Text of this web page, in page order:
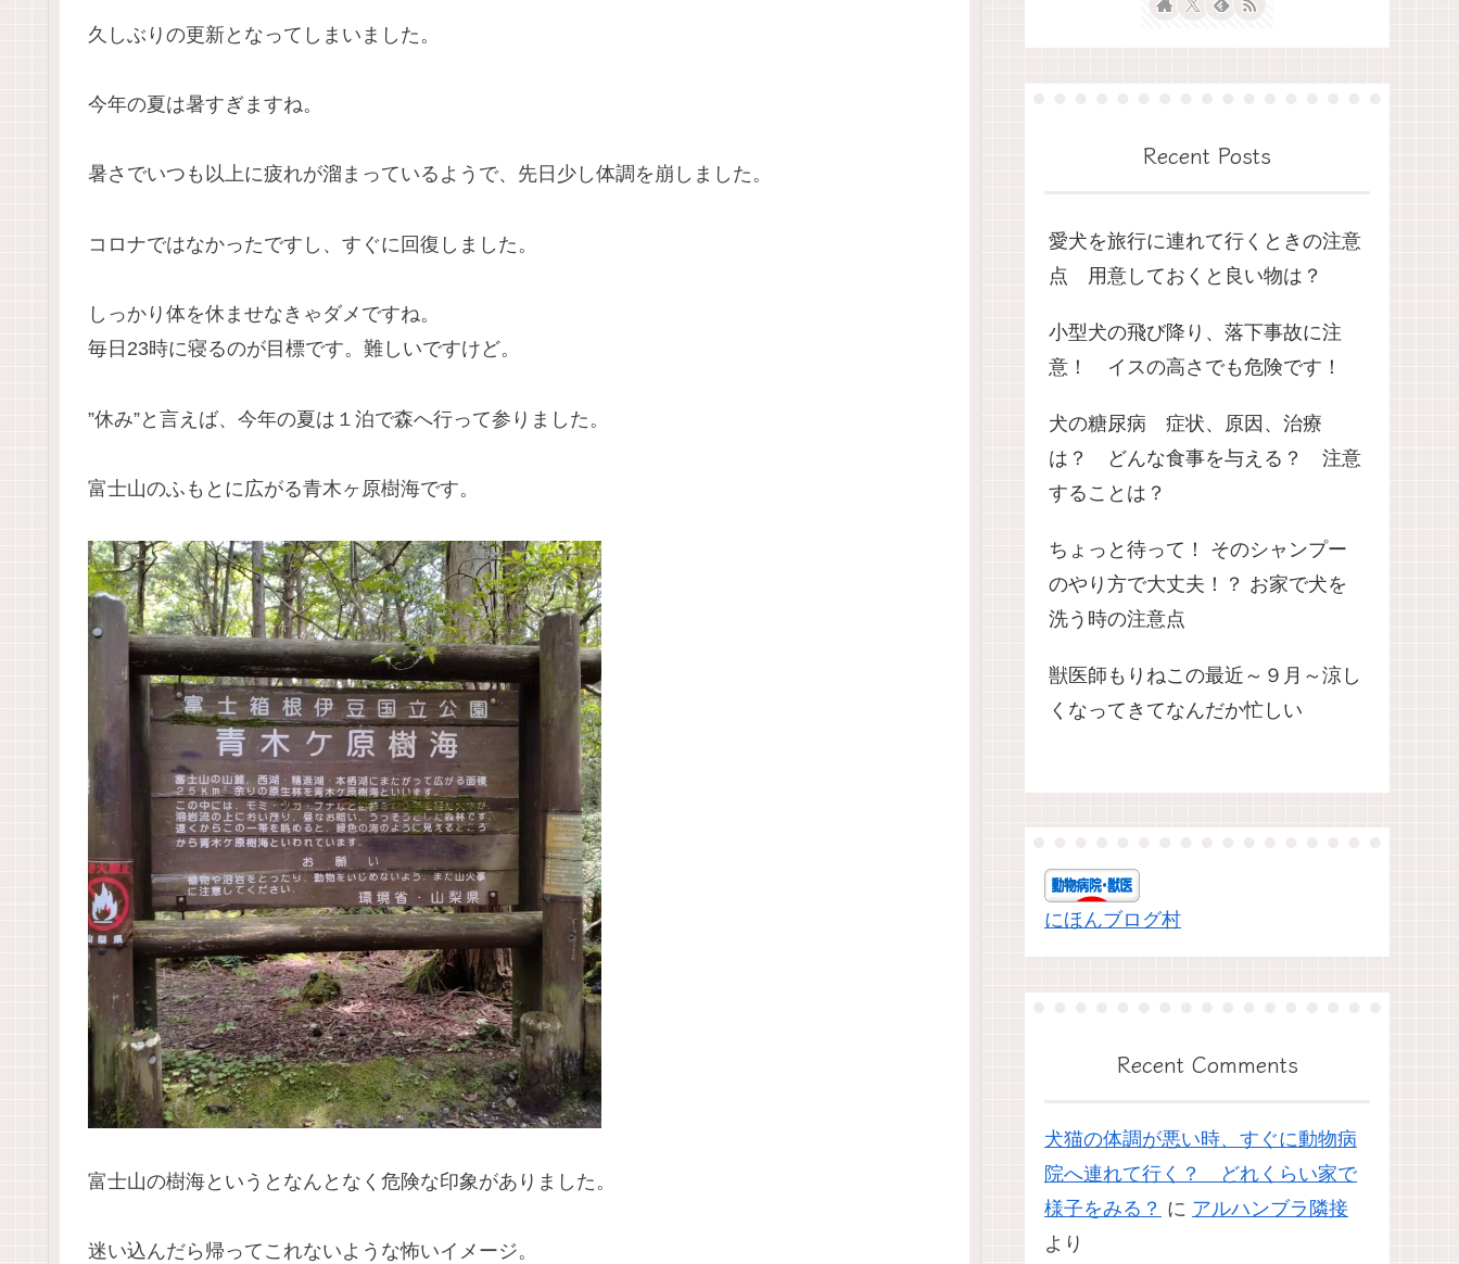
久しぶりの更新となってしまいました。
今年の夏は暑すぎますね。
暑さでいつも以上に疲れが溜まっているようで、先日少し体調を崩しました。
コロナではなかったですし、すぐに回復しました。
しっかり体を休ませなきゃダメですね。
毎日23時に寝るのが目標です。難しいですけど。
”休み”と言えば、今年の夏は１泊で森へ行って参りました。
富士山のふもとに広がる青木ヶ原樹海です。
富士山の樹海というとなんとなく危険な印象がありました。
迷い込んだら帰ってこれないような怖いイメージ。
Recent Posts
愛犬を旅行に連れて行くときの注意
点 用意しておくと良い物は？
小型犬の飛び降り、落下事故に注
意！ イスの高さでも危険です！
犬の糖尿病 症状、原因、治療
は？ どんな食事を与える？ 注意
することは？
ちょっと待って！ そのシャンプー
のやり方で大丈夫！？ お家で犬を
洗う時の注意点
獣医師もりねこの最近～９月～涼し
くなってきてなんだか忙しい
にほんブログ村
Recent Comments
犬猫の体調が悪い時、すぐに動物病
院へ連れて行く？ どれくらい家で
様子をみる？ に アルハンブラ隣接
より